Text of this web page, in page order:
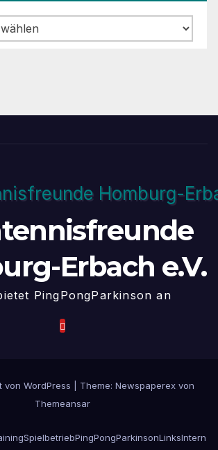
Erbach e.V.
PingPongParkinson an
von WordPress
Theme: Newspaperex von
Themeansar
SpielbetriebPingPongParkinsonLinksIntern